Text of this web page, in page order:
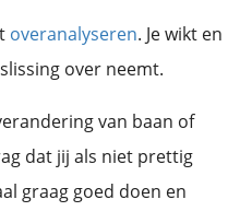
overanalyseren. Je wikt en
over neemt.
van baan of
dat jij als niet prettig
graag goed doen en